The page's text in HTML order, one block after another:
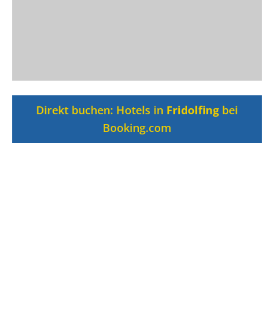
Direkt buchen: Hotels in Fridolfing bei
Booking.com